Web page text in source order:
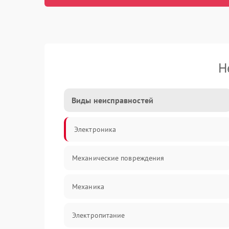
Виды неисправностей
Электроника
Механические повреждения
Механика
Электропитание